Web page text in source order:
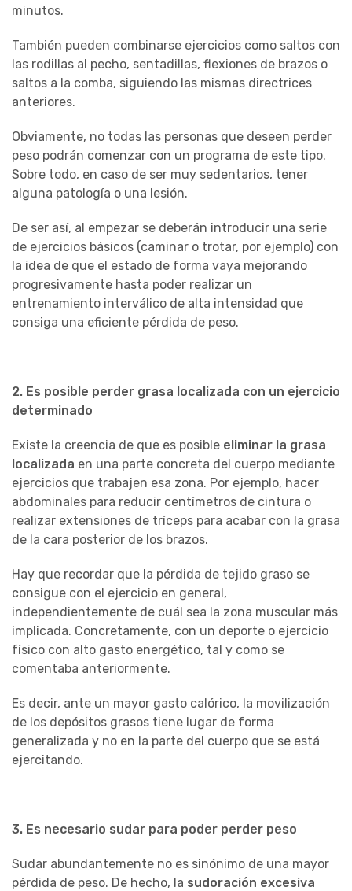
minutos.
También pueden combinarse ejercicios como saltos con
las rodillas al pecho, sentadillas, flexiones de brazos o
saltos a la comba, siguiendo las mismas directrices
anteriores.
Obviamente, no todas las personas que deseen perder
peso podrán comenzar con un programa de este tipo.
Sobre todo, en caso de ser muy sedentarios, tener
alguna patología o una lesión.
De ser así, al empezar se deberán introducir una serie
de ejercicios básicos (caminar o trotar, por ejemplo) con
la idea de que el estado de forma vaya mejorando
progresivamente hasta poder realizar un
entrenamiento interválico de alta intensidad que
consiga una eficiente pérdida de peso.
2. Es posible perder grasa localizada con un ejercicio
determinado
Existe la creencia de que es posible eliminar la grasa
localizada en una parte concreta del cuerpo mediante
ejercicios que trabajen esa zona. Por ejemplo, hacer
abdominales para reducir centímetros de cintura o
realizar extensiones de tríceps para acabar con la grasa
de la cara posterior de los brazos.
Hay que recordar que la pérdida de tejido graso se
consigue con el ejercicio en general,
independientemente de cuál sea la zona muscular más
implicada. Concretamente, con un deporte o ejercicio
físico con alto gasto energético, tal y como se
comentaba anteriormente.
Es decir, ante un mayor gasto calórico, la movilización
de los depósitos grasos tiene lugar de forma
generalizada y no en la parte del cuerpo que se está
ejercitando.
3. Es necesario sudar para poder perder peso
Sudar abundantemente no es sinónimo de una mayor
pérdida de peso. De hecho, la sudoración excesiva